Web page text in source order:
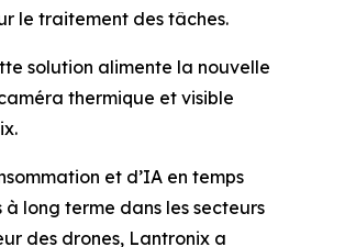
le traitement des tâches.
solution alimente la nouvelle
thermique et visible
et d’IA en temps
long terme dans les secteurs
des drones, Lantronix a